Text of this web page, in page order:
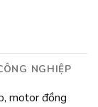
NGHIỆP
motor đồng